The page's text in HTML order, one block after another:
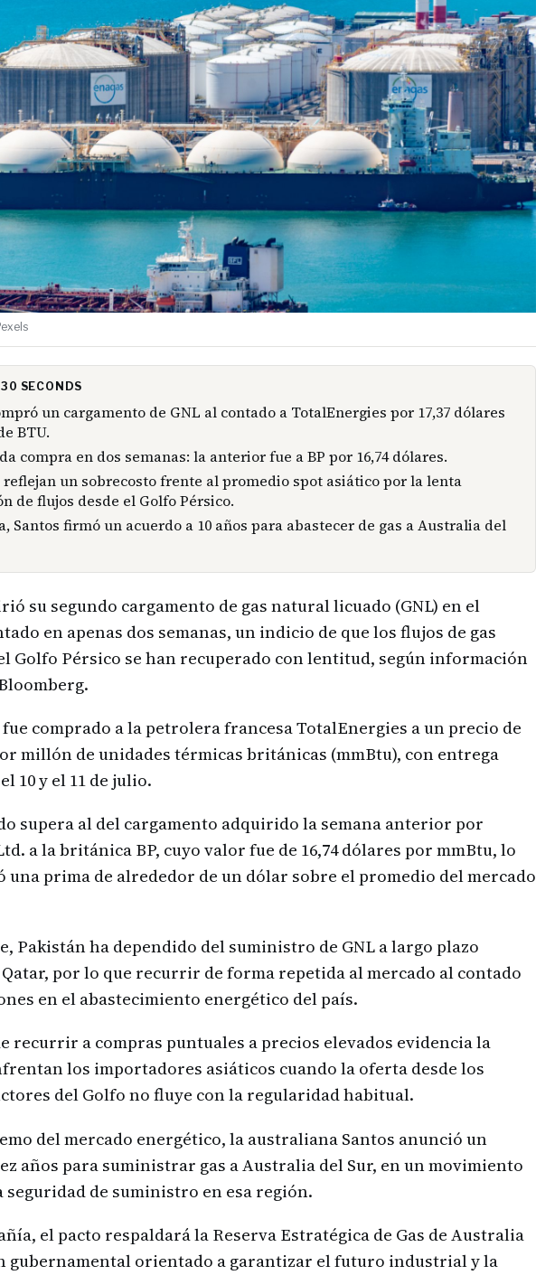
SECONDS
un cargamento de GNL al contado a TotalEnergies por 17,37 dólares
BTU.
compra en dos semanas: la anterior fue a BP por 16,74 dólares.
reflejan un sobrecosto frente al promedio spot asiático por la lenta
de flujos desde el Golfo Pérsico.
Santos firmó un acuerdo a 10 años para abastecer de gas a Australia del
su segundo cargamento de gas natural licuado (GNL) en el
en apenas dos semanas, un indicio de que los flujos de gas
Golfo Pérsico se han recuperado con lentitud, según información
comprado a la petrolera francesa TotalEnergies a un precio de
millón de unidades térmicas británicas (mmBtu), con entrega
10 y el 11 de julio.
supera al del cargamento adquirido la semana anterior por
a la británica BP, cuyo valor fue de 16,74 dólares por mmBtu, lo
una prima de alrededor de un dólar sobre el promedio del mercado
Pakistán ha dependido del suministro de GNL a largo plazo
por lo que recurrir de forma repetida al mercado al contado
en el abastecimiento energético del país.
recurrir a compras puntuales a precios elevados evidencia la
los importadores asiáticos cuando la oferta desde los
del Golfo no fluye con la regularidad habitual.
del mercado energético, la australiana Santos anunció un
años para suministrar gas a Australia del Sur, en un movimiento
seguridad de suministro en esa región.
el pacto respaldará la Reserva Estratégica de Gas de Australia
gubernamental orientado a garantizar el futuro industrial y la